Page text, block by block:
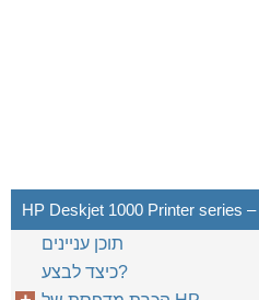
תוכן עניינים
כיצד לבצע?